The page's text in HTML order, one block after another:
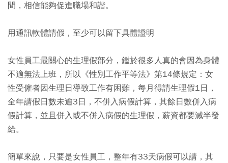
間，相信能夠促進職場和諧。
用通訊軟體請假，至少可以留下具體證明
女性員工最關心的生理假部分，鑑於很多人真的會因為身體
不適無法上班，所以《性別工作平等法》第14條規定：女
性受僱者因生理日導致工作有困難，每月得請生理假1日，
全年請假日數未逾3日，不併入病假計算，其餘日數併入病
假計算，並且併入或不併入病假的生理假，薪資都要減半發
給。
簡單來說，只要是女性員工，整年有33天病假可以請，其